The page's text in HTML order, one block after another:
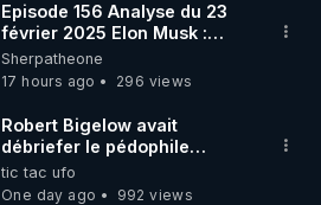
Episode 156 Analyse du 23
février 2025 Elon Musk :
Houston , on a un problème !
Sherpatheone
17 hours ago
296 views
Robert Bigelow avait
débriefer le pédophile
génocidaire de donald j
trump
tic tac ufo
One day ago
992 views